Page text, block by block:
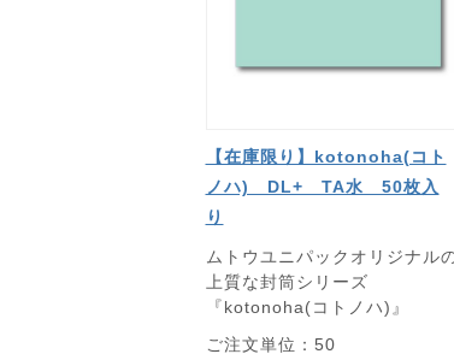
【在庫限り】kotonoha(コト
ノハ) DL+ TA水 50枚入
り
ムトウユニパックオリジナル
上質な封筒シリーズ
『kotonoha(コトノハ)』
ご注文単位：50